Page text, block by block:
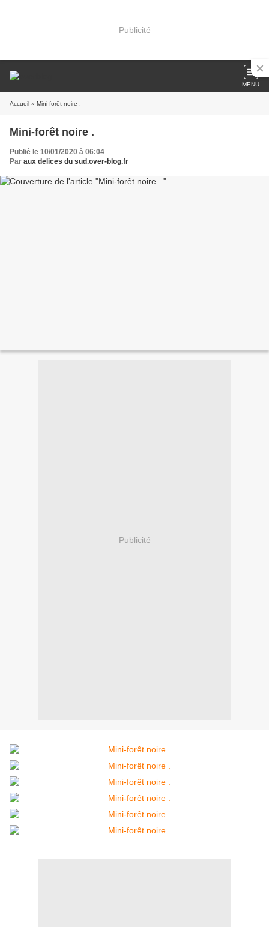
Publicité
MENU
Accueil » Mini-forêt noire .
Mini-forêt noire .
Publié le 10/01/2020 à 06:04
Par aux delices du sud.over-blog.fr
Publicité